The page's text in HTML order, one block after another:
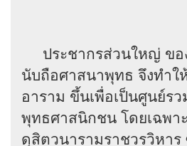
ประชากรส่วนใหญ่ ขอ
นับถือศาสนาพุทธ จึงทำใ
อาราม ขึ้นเพื่อเป็นศูนย์ร
พุทธศาสนิกชน โดยเฉพา
ดุสิตวนารามราชวรวิหาร